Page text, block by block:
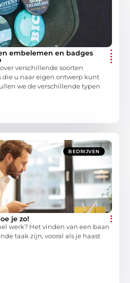
embelemen en badges
verschillende soorten
u naar eigen ontwerp kunt
we de verschillende typen
BEDRIJVEN
je zo!
werk? Het vinden van een baan
taak zijn, vooral als je haast